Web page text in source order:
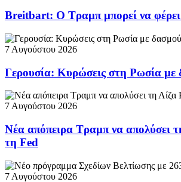
Breitbart: Ο Τραμπ μπορεί να
7 Αυγούστου 2026
Γερουσία: Κυρώσεις στη Ρωσία με
7 Αυγούστου 2026
Νέα απόπειρα Τραμπ να απολύσει
τη Fed
7 Αυγούστου 2026